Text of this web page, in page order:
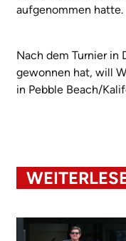
aufgenommen hatte.
Nach dem Turnier in
gewonnen hat, will
in Pebble Beach/